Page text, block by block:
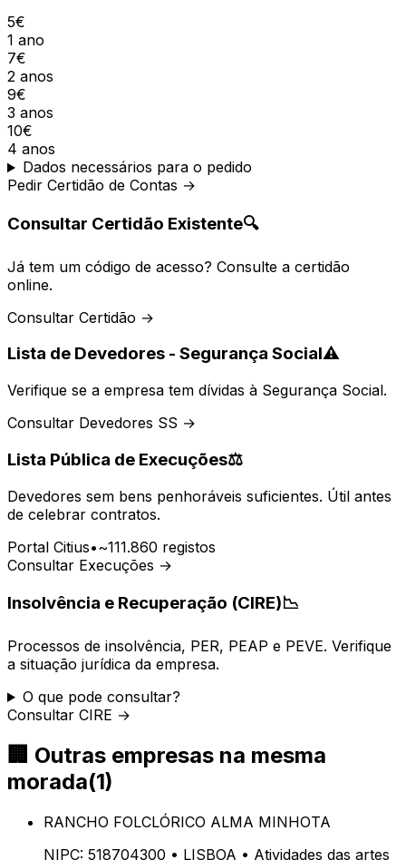
5€
1 ano
7€
2 anos
9€
3 anos
10€
4 anos
Dados necessários para o pedido
Pedir Certidão de Contas →
Consultar Certidão Existente🔍
Já tem um código de acesso? Consulte a certidão
online.
Consultar Certidão →
Lista de Devedores - Segurança Social⚠️
Verifique se a empresa tem dívidas à Segurança Social.
Consultar Devedores SS →
Lista Pública de Execuções⚖️
Devedores sem bens penhoráveis suficientes. Útil antes
de celebrar contratos.
Portal Citius•~111.860 registos
Consultar Execuções →
Insolvência e Recuperação (CIRE)📉
Processos de insolvência, PER, PEAP e PEVE. Verifique
a situação jurídica da empresa.
O que pode consultar?
Consultar CIRE →
🏢 Outras empresas na mesma
morada(1)
RANCHO FOLCLÓRICO ALMA MINHOTA
NIPC: 518704300 • LISBOA • Atividades das artes